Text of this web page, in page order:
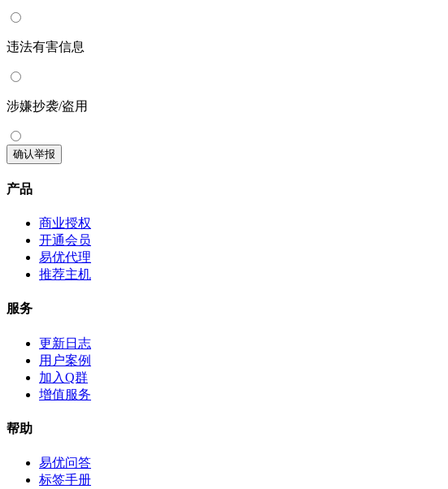
违法有害信息
涉嫌抄袭/盗用
确认举报
产品
商业授权
开通会员
易优代理
推荐主机
服务
更新日志
用户案例
加入Q群
增值服务
帮助
易优问答
标签手册